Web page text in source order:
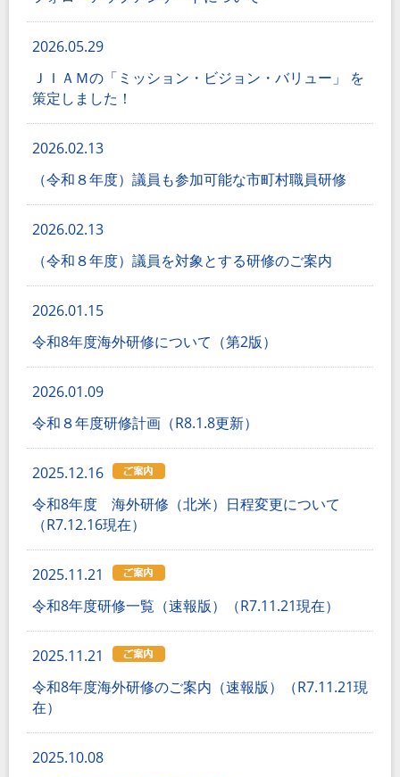
2026.05.29
ＪＩＡＭの「ミッション・ビジョン・バリュー」 を
策定しました！
2026.02.13
（令和８年度）議員も参加可能な市町村職員研修
2026.02.13
（令和８年度）議員を対象とする研修のご案内
2026.01.15
令和8年度海外研修について（第2版）
2026.01.09
令和８年度研修計画（R8.1.8更新）
2025.12.16
令和8年度 海外研修（北米）日程変更について
（R7.12.16現在）
2025.11.21
令和8年度研修一覧（速報版）（R7.11.21現在）
2025.11.21
令和8年度海外研修のご案内（速報版）（R7.11.21現
在）
2025.10.08